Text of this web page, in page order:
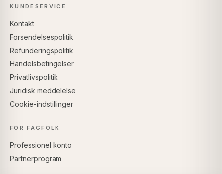
KUNDESERVICE
Kontakt
Forsendelsespolitik
Refunderingspolitik
Handelsbetingelser
Privatlivspolitik
Juridisk meddelelse
Cookie-indstillinger
FOR FAGFOLK
Professionel konto
Partnerprogram